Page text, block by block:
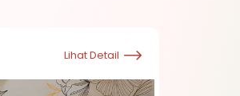
Lihat Detail